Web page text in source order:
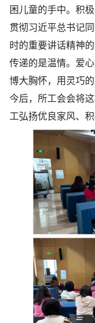
困儿童的手中。积
贯彻习近平总书记
时的重要讲话精神
传递的是温情。爱
博大胸怀，用灵巧
今后，所工会会将
工弘扬优良家风、积